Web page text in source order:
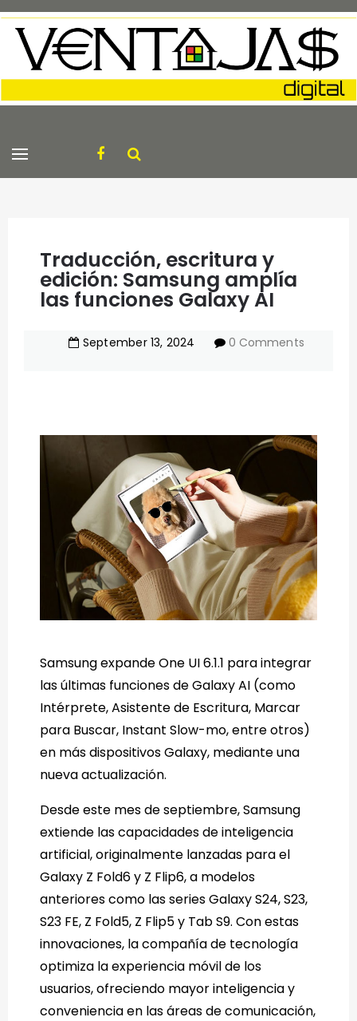
Traducción, escritura y
edición: Samsung amplía
las funciones Galaxy AI
September 13, 2024 0 Comments
Samsung expande One UI 6.1.1 para integrar
las últimas funciones de Galaxy AI (como
Intérprete, Asistente de Escritura, Marcar
para Buscar, Instant Slow-mo, entre otros)
en más dispositivos Galaxy, mediante una
nueva actualización.
Desde este mes de septiembre, Samsung
extiende las capacidades de inteligencia
artificial, originalmente lanzadas para el
Galaxy Z Fold6 y Z Flip6, a modelos
anteriores como las series Galaxy S24, S23,
S23 FE, Z Fold5, Z Flip5 y Tab S9. Con estas
innovaciones, la compañía de tecnología
optimiza la experiencia móvil de los
usuarios, ofreciendo mayor inteligencia y
conveniencia en las áreas de comunicación,